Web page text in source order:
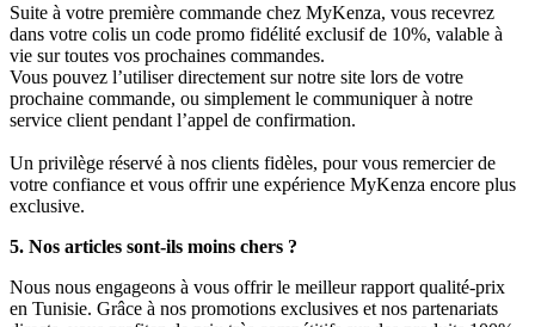
Suite à votre première commande chez MyKenza, vous recevrez
dans votre colis un code promo fidélité exclusif de 10%, valable à
vie sur toutes vos prochaines commandes.
Vous pouvez l’utiliser directement sur notre site lors de votre
prochaine commande, ou simplement le communiquer à notre
service client pendant l’appel de confirmation.
Un privilège réservé à nos clients fidèles, pour vous remercier de
votre confiance et vous offrir une expérience MyKenza encore plus
exclusive.
5. Nos articles sont-ils moins chers ?
Nous nous engageons à vous offrir le meilleur rapport qualité-prix
en Tunisie. Grâce à nos promotions exclusives et nos partenariats